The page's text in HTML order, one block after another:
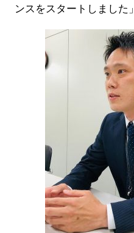
ンスをスタートしました」